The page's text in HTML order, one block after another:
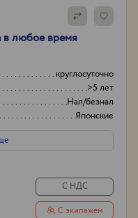
в любое время
круглосуточно
>5 лет
Нал/безнал
Японские
С НДС
С экипажем